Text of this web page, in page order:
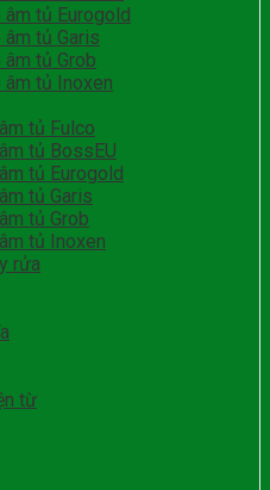
âm tủ Eurogold
tủ Garis
tủ Grob
âm tủ Inoxen
tủ Fulco
tủ BossEU
tủ Eurogold
tủ Garis
tủ Grob
tủ Inoxen
rửa
từ